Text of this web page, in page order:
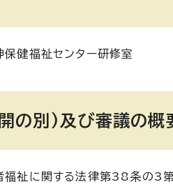
健福祉センター研修室
の別)及び審議の概
福祉に関する法律第38条の